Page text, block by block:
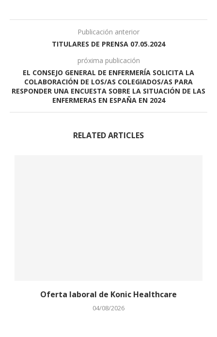
Publicación anterior
TITULARES DE PRENSA 07.05.2024
próxima publicación
EL CONSEJO GENERAL DE ENFERMERÍA SOLICITA LA
COLABORACIÓN DE LOS/AS COLEGIADOS/AS PARA
RESPONDER UNA ENCUESTA SOBRE LA SITUACIÓN DE LAS
ENFERMERAS EN ESPAÑA EN 2024
RELATED ARTICLES
Oferta laboral de Konic Healthcare
04/08/2026